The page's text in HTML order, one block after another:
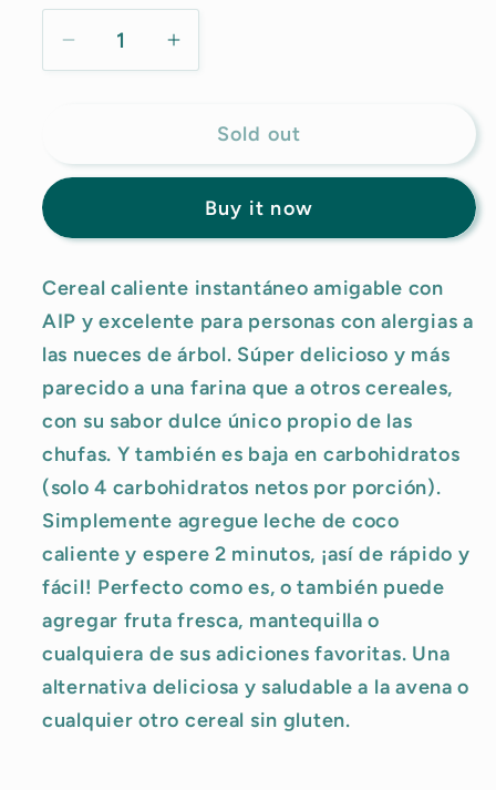
Decrease
Traditions
&amp;
Coconut
Instant
Farina
(6
oz)
Increase
Pure
Traditions
Tiger
&amp;
Coconut
Instant
Farina
(6
oz)
Sold out
Buy it now
Cereal caliente instantáneo amigable con
AIP y excelente para personas con alergias a
las nueces de árbol. Súper delicioso y más
parecido a una farina que a otros cereales,
con su sabor dulce único propio de las
chufas. Y también es baja en carbohidratos
(solo 4 carbohidratos netos por porción).
Simplemente agregue leche de coco
caliente y espere 2 minutos, ¡así de rápido y
fácil! Perfecto como es, o también puede
agregar fruta fresca, mantequilla o
cualquiera de sus adiciones favoritas. Una
alternativa deliciosa y saludable a la avena o
cualquier otro cereal sin gluten.